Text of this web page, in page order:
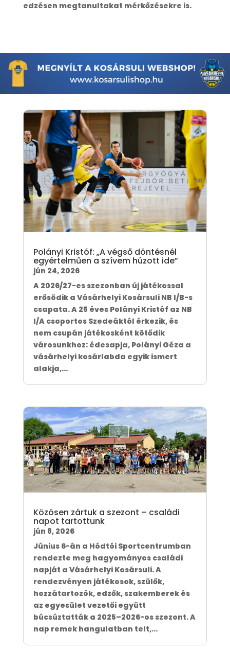
edzésen megtanultakat mérkőzésekre is.
Polányi Kristóf: „A végső döntésnél
egyértelműen a szívem húzott ide”
jún 24, 2026
A 2026/27-es szezonban új játékossal
erősödik a Vásárhelyi Kosársuli NB I/B-s
csapata. A 25 éves Polányi Kristóf az NB
I/A csoportos Szedeáktól érkezik, és
nem csupán játékosként kötődik
városunkhoz: édesapja, Polányi Géza a
vásárhelyi kosárlabda egyik ismert
alakja,...
Közösen zártuk a szezont – családi
napot tartottunk
jún 8, 2026
Június 6-án a Hódtói Sportcentrumban
rendezte meg hagyományos családi
napját a Vásárhelyi Kosársuli. A
rendezvényen játékosok, szülők,
hozzátartozók, edzők, szakemberek és
az egyesület vezetői együtt
búcsúztatták a 2025–2026-os szezont. A
nap remek hangulatban telt,...